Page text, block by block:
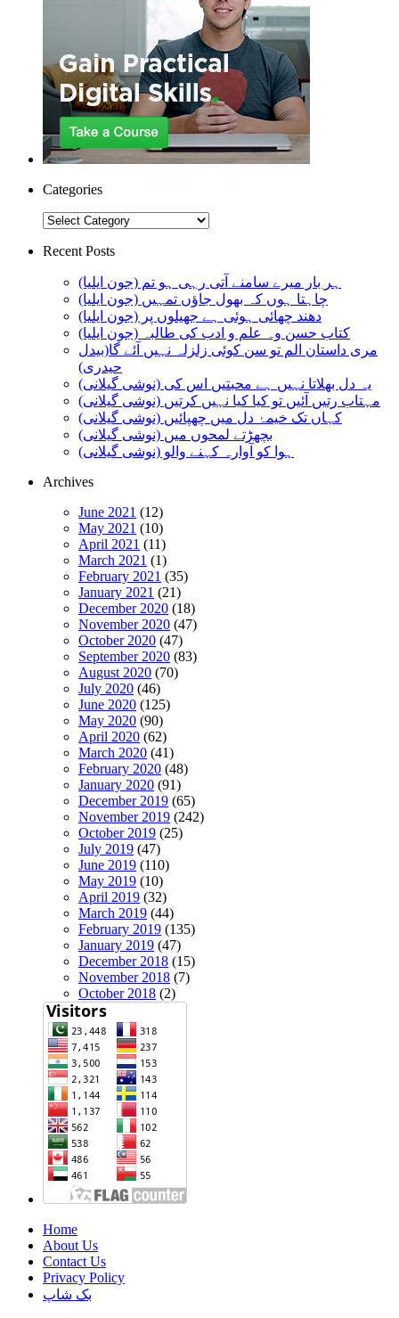
Categories
Categories
Recent Posts
ہر بار میرے سامنے آتی رہی ہو تم (جون ایلیا)
چاہتا ہوں کہ بھول جاؤں تمہیں (جون ایلیا)
دھند چھائی ہوئی ہے جھیلوں پر (جون ایلیا)
کتاب حسن وہ علم و ادب کی طالبہ (جون ایلیا)
مری داستان الم تو سن کوئی زلزلہ نہیں آئے گا(بیدل
حیدری)
یہ دل بھلاتا نہیں ہے محبتیں اس کی (نوشی گیلانی)
مہتاب رتیں آئیں تو کیا کیا نہیں کرتیں (نوشی گیلانی)
کہاں تک خیمۂ دل میں چھپائیں (نوشی گیلانی)
بچھڑتے لمحوں میں (نوشی گیلانی)
ہوا کو آوارہ کہنے والو (نوشی گیلانی)
Archives
June 2021 (12)
May 2021 (10)
April 2021 (11)
March 2021 (1)
February 2021 (35)
January 2021 (21)
December 2020 (18)
November 2020 (47)
October 2020 (47)
September 2020 (83)
August 2020 (70)
July 2020 (46)
June 2020 (125)
May 2020 (90)
April 2020 (62)
March 2020 (41)
February 2020 (48)
January 2020 (91)
December 2019 (65)
November 2019 (242)
October 2019 (25)
July 2019 (47)
June 2019 (110)
May 2019 (10)
April 2019 (32)
March 2019 (44)
February 2019 (135)
January 2019 (47)
December 2018 (15)
November 2018 (7)
October 2018 (2)
Home
About Us
Contact Us
Privacy Policy
بک شاپ